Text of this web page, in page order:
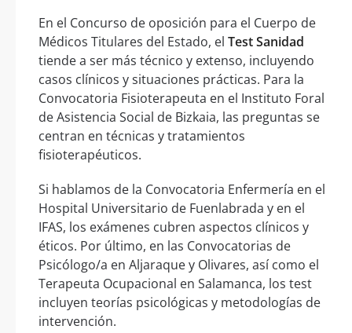
En el Concurso de oposición para el Cuerpo de
Médicos Titulares del Estado, el Test Sanidad
tiende a ser más técnico y extenso, incluyendo
casos clínicos y situaciones prácticas. Para la
Convocatoria Fisioterapeuta en el Instituto Foral
de Asistencia Social de Bizkaia, las preguntas se
centran en técnicas y tratamientos
fisioterapéuticos.
Si hablamos de la Convocatoria Enfermería en el
Hospital Universitario de Fuenlabrada y en el
IFAS, los exámenes cubren aspectos clínicos y
éticos. Por último, en las Convocatorias de
Psicólogo/a en Aljaraque y Olivares, así como el
Terapeuta Ocupacional en Salamanca, los test
incluyen teorías psicológicas y metodologías de
intervención.